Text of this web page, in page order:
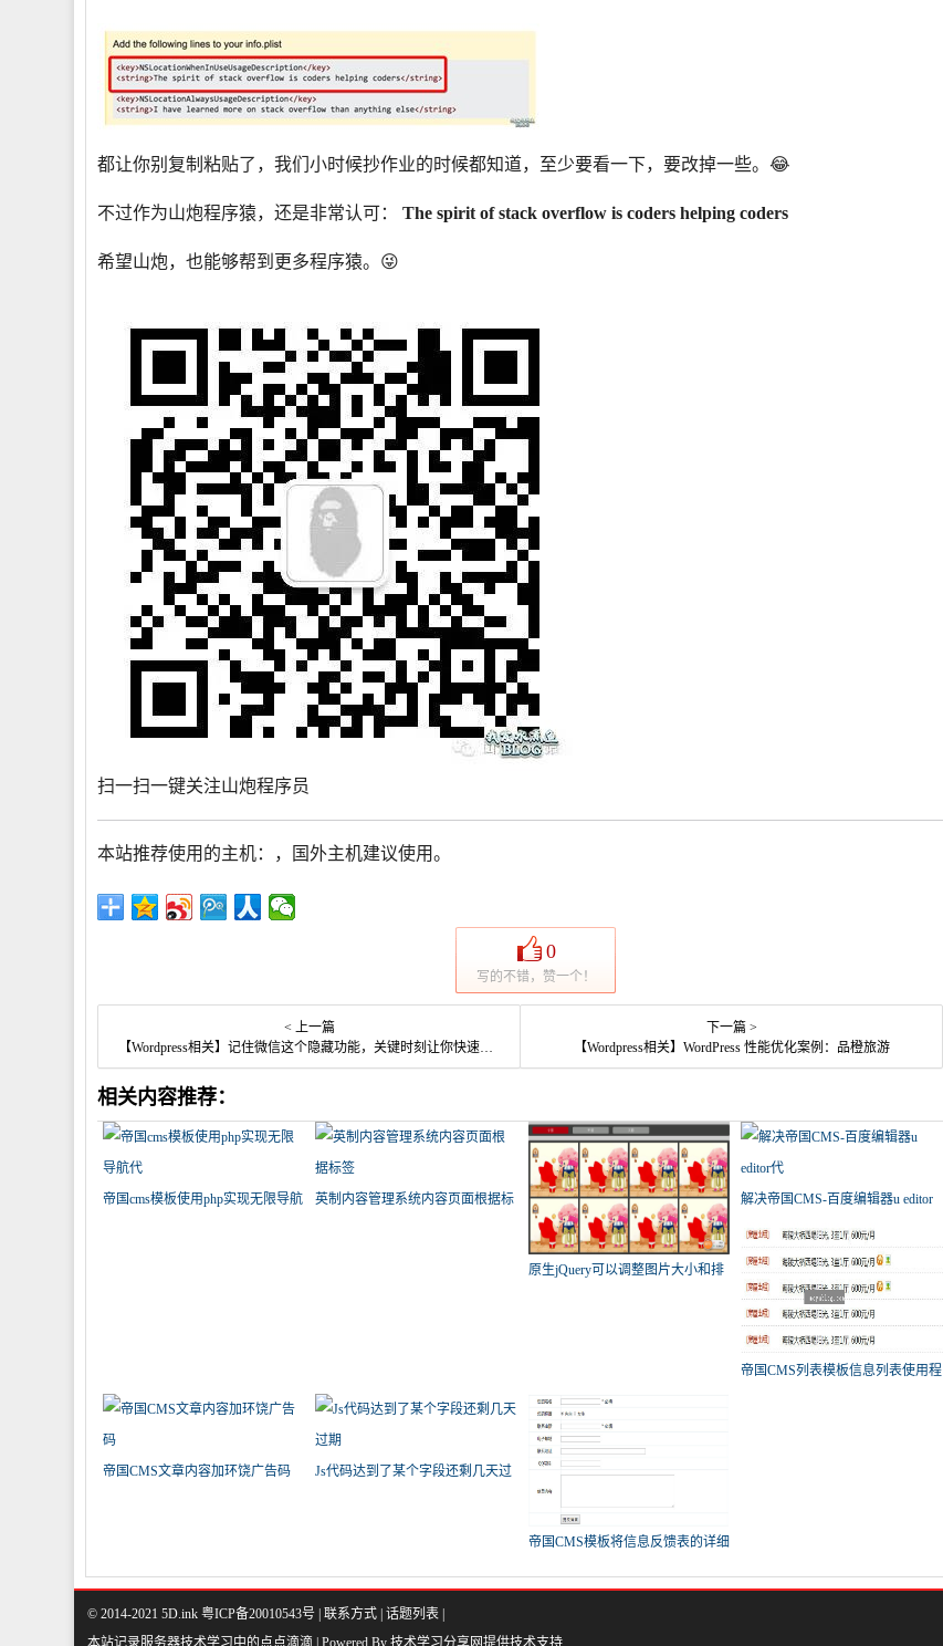
都让你别复制粘贴了，我们小时候抄作业的时候都知道，至少要看一下，要改掉一些。😂
不过作为山炮程序猿，还是非常认可： The spirit of stack overflow is coders helping coders
希望山炮，也能够帮到更多程序猿。😜
扫一扫一键关注山炮程序员
本站推荐使用的主机： ，国外主机建议使用。
0
写的不错，赞一个！
< 上一篇
【Wordpress相关】记住微信这个隐藏功能，关键时刻让你快速修复微信
下一篇 >
【Wordpress相关】WordPress 性能优化案例：品橙旅游
相关内容推荐：
帝国cms模板使用php实现无限导航
英制内容管理系统内容页面根据标
原生jQuery可以调整图片大小和排
解决帝国CMS-百度编辑器u editor
代
帝国CMS列表模板信息列表使用程
帝国CMS文章内容加环饶广告码
Js代码达到了某个字段还剩几天过
帝国CMS模板将信息反馈表的详细
代
© 2014-2021 5D.ink 粤ICP备20010543号 联系方式 话题列表
本站记录服务器技术学习中的点点滴滴 | Powered By 技术学习分享网提供技术支持